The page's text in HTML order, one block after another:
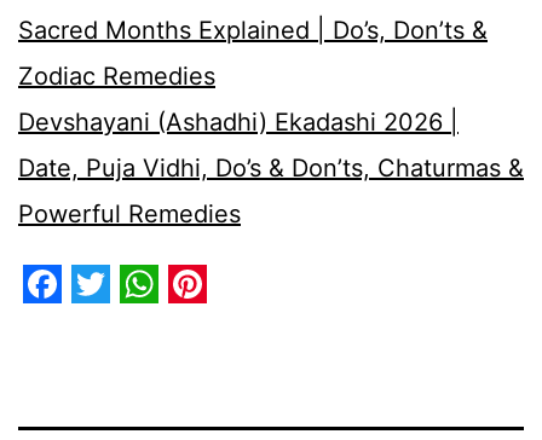
Sacred Months Explained | Do’s, Don’ts &
Zodiac Remedies
Devshayani (Ashadhi) Ekadashi 2026 |
Date, Puja Vidhi, Do’s & Don’ts, Chaturmas &
Powerful Remedies